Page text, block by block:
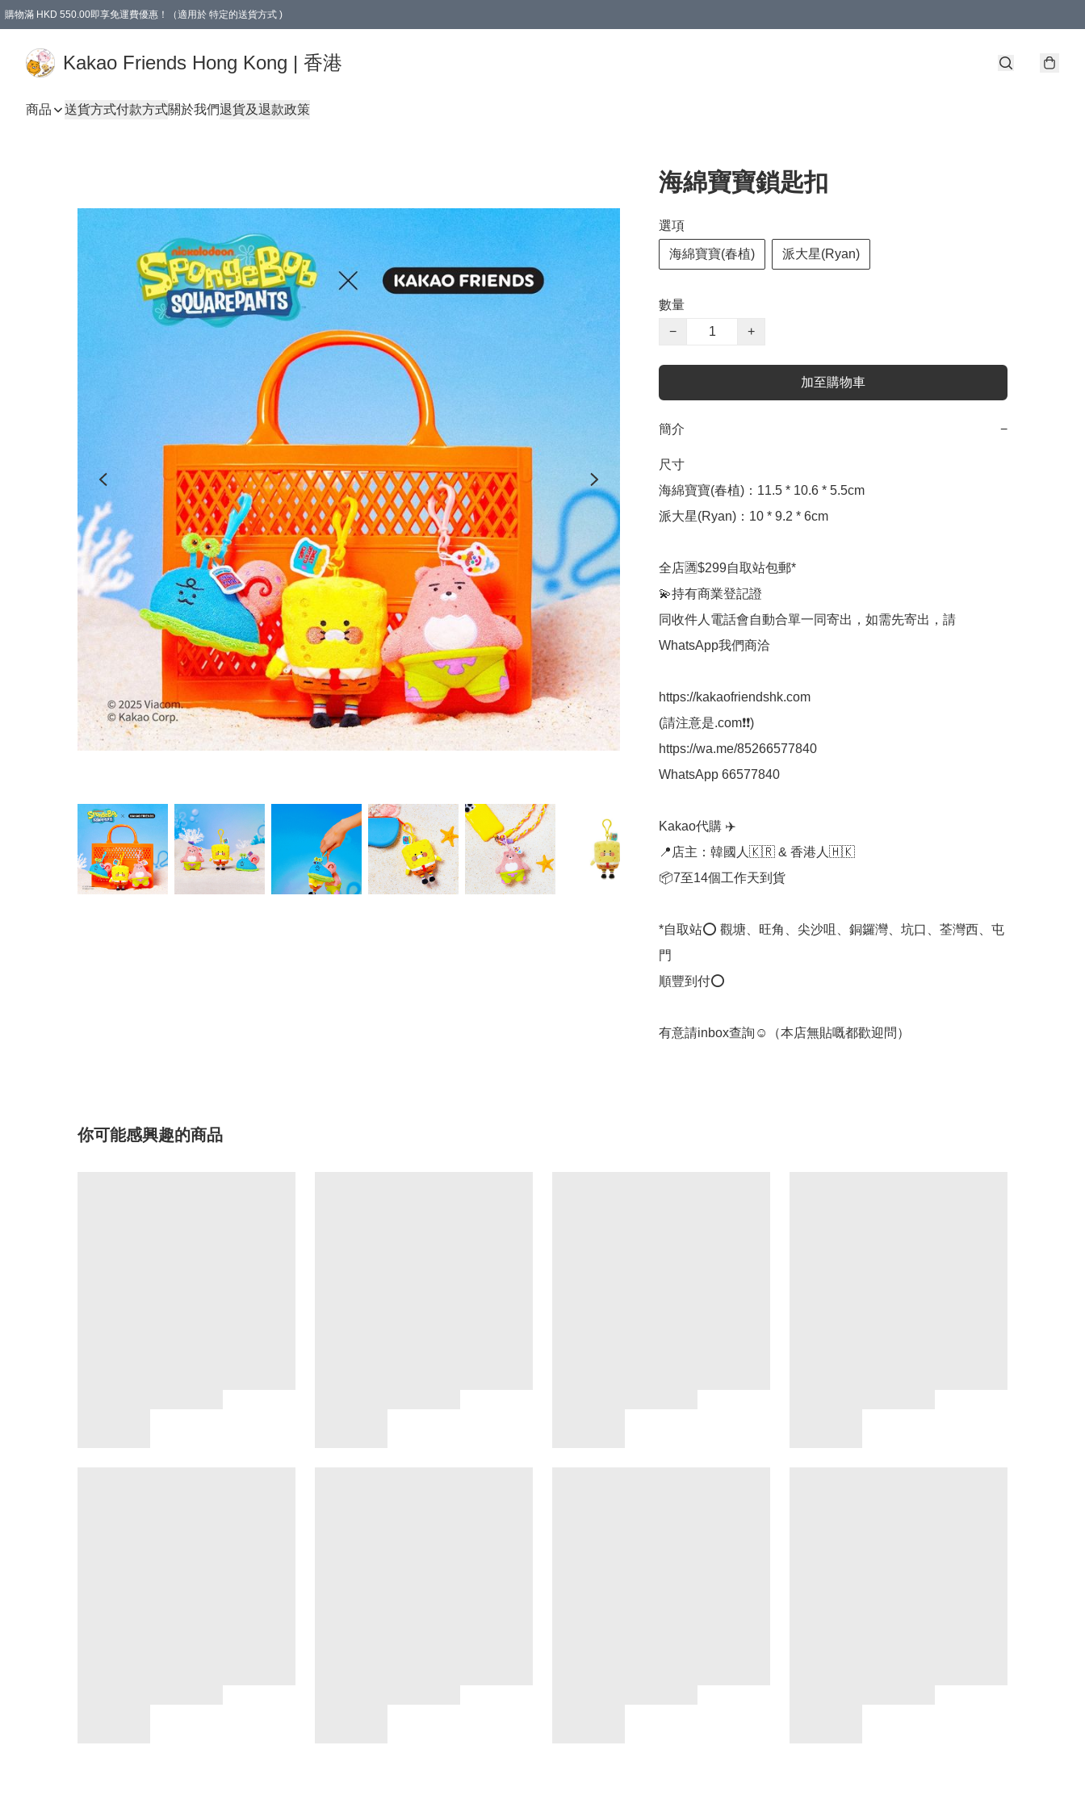
購物滿 HKD 550.00即享免運費優惠！（適用於 特定的送貨方式 )
Kakao Friends Hong Kong | 香港
商品 送貨方式付款方式關於我們退貨及退款政策
海綿寶寶鎖匙扣
選項
海綿寶寶(春植) 派大星(Ryan)
數量
−
+
加至購物車
簡介 −
尺寸
海綿寶寶(春植)：11.5 * 10.6 * 5.5cm
派大星(Ryan)：10 * 9.2 * 6cm
全店🈵$299自取站包郵*
💫持有商業登記證
同收件人電話會自動合單一同寄出，如需先寄出，請
WhatsApp我們商洽
https://kakaofriendshk.com
(請注意是.com❗❗)
https://wa.me/85266577840
WhatsApp 66577840
Kakao代購 ✈️
📍店主：韓國人🇰🇷 & 香港人🇭🇰
📦7至14個工作天到貨
*自取站⭕ 觀塘、旺角、尖沙咀、銅鑼灣、坑口、荃灣西、屯
門
順豐到付⭕
有意請inbox查詢☺️（本店無貼嘅都歡迎問） 
你可能感興趣的商品